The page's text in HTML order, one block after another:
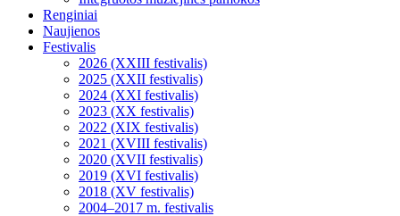
Renginiai
Naujienos
Festivalis
2026 (XXIII festivalis)
2025 (XXII festivalis)
2024 (XXI festivalis)
2023 (XX festivalis)
2022 (XIX festivalis)
2021 (XVIII festivalis)
2020 (XVII festivalis)
2019 (XVI festivalis)
2018 (XV festivalis)
2004–2017 m. festivalis